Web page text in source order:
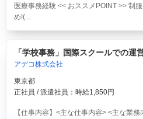
医療事務経験 << おススメPOINT >> 制
め!(...
「学校事務」国際スクールでの運
アデコ株式会社
東京都
正社員 / 派遣社員：時給1,850円
【仕事内容】<主な仕事内容> <主な業